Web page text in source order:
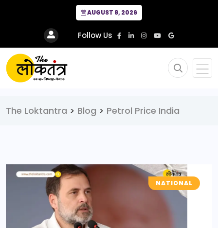
AUGUST 8, 2026
Follow Us
The Loktantra > Blog > Petrol Price India
NATIONAL